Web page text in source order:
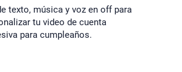
texto, música y voz en off para
tu video de cuenta
para cumpleaños.